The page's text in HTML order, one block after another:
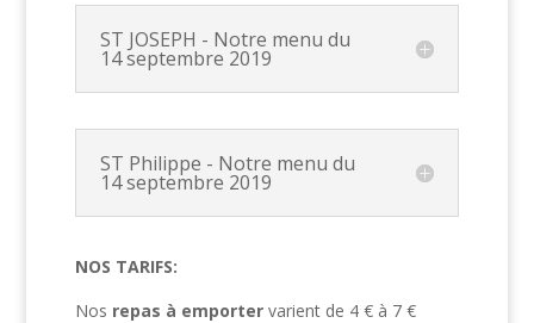
ST JOSEPH - Notre menu du
14 septembre 2019
ST Philippe - Notre menu du
14 septembre 2019
NOS TARIFS:
Nos repas à emportervarient de 4 € à 7 €